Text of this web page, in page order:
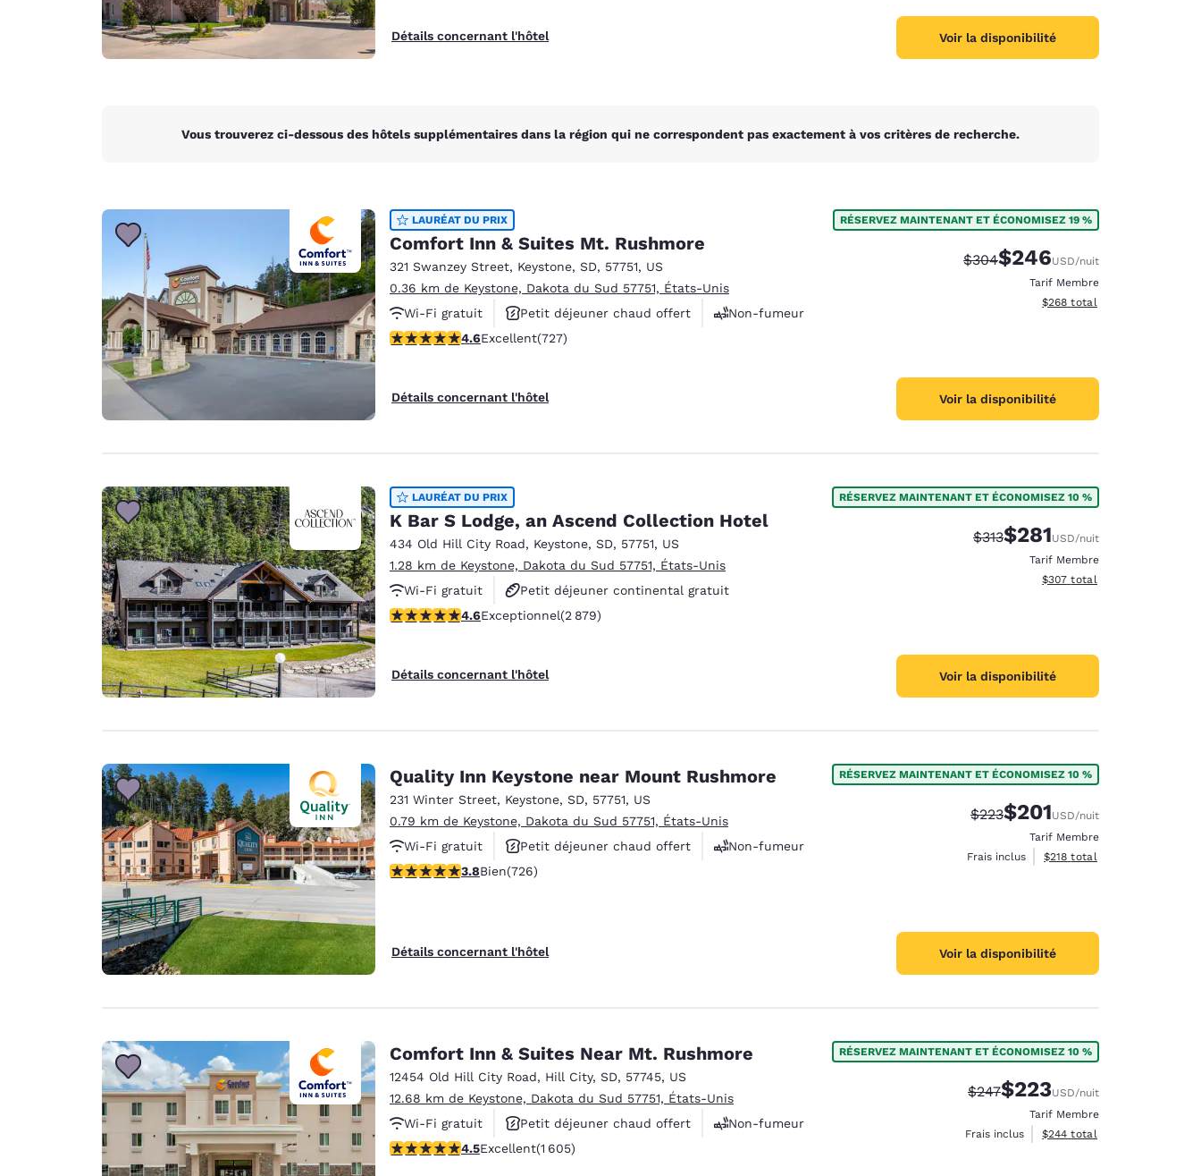
English
Ireland
Détails concernant l'hôtel Voir la disponibilité
Vous trouverez ci-dessous des hôtels supplémentaires dans la région qui ne correspondent pas exactement à vos critères de recherche.
LAURÉAT DU PRIX
Comfort Inn & Suites Mt. Rushmore
321 Swanzey Street, Keystone, SD, 57751, US
0.36 km de Keystone, Dakota du Sud 57751, États-Unis
Wi-Fi gratuit
Petit déjeuner chaud offert
Non-fumeur
4.56 étoiles. Excellent. 727 commentaires
4.6Excellent(727)
Détails concernant l'hôtel
RÉSERVEZ MAINTENANT ET ÉCONOMISEZ 19 %
Tarif barré :
$304Tarif réduit :
$246USD/nuit
Tarif Membre
Afficher les détails du total
$268 total
Voir la disponibilité
LAURÉAT DU PRIX
K Bar S Lodge, an Ascend Collection Hotel
434 Old Hill City Road, Keystone, SD, 57751, US
1.28 km de Keystone, Dakota du Sud 57751, États-Unis
Wi-Fi gratuit
Petit déjeuner continental gratuit
Animaux acceptés
4.64 étoiles. Exceptionnel. 2879 commentaires
4.6Exceptionnel(2 879)
Détails concernant l'hôtel
RÉSERVEZ MAINTENANT ET ÉCONOMISEZ 10 %
Tarif barré :
$313Tarif réduit :
$281USD/nuit
Tarif Membre
Afficher les détails du total
$307 total
Voir la disponibilité
Quality Inn Keystone near Mount Rushmore
231 Winter Street, Keystone, SD, 57751, US
0.79 km de Keystone, Dakota du Sud 57751, États-Unis
Wi-Fi gratuit
Petit déjeuner chaud offert
Non-fumeur
3.75 étoiles. Bien. 726 commentaires
3.8Bien(726)
Détails concernant l'hôtel
RÉSERVEZ MAINTENANT ET ÉCONOMISEZ 10 %
Tarif barré :
$223Tarif réduit :
$201USD/nuit
Tarif Membre
Frais inclus
Afficher les détails du total
$218 total
Voir la disponibilité
Comfort Inn & Suites Near Mt. Rushmore
12454 Old Hill City Road, Hill City, SD, 57745, US
12.68 km de Keystone, Dakota du Sud 57751, États-Unis
Wi-Fi gratuit
Petit déjeuner chaud offert
Non-fumeur
4.54 étoiles. Excellent. 1605 commentaires
4.5Excellent(1 605)
RÉSERVEZ MAINTENANT ET ÉCONOMISEZ 10 %
Tarif barré :
$247Tarif réduit :
$223USD/nuit
Tarif Membre
Frais inclus
Afficher les détails du total
$244 total